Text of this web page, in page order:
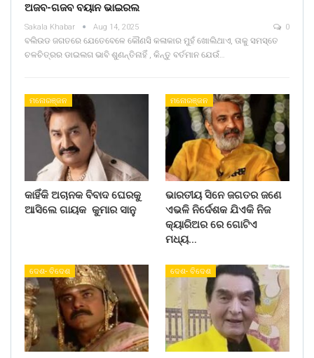
ଅଜବ-ଗଜବ ବୟାନ ଭାଇରଲ
Sakala Khabar Aug 14, 2025 0
ବଲିଉଡ ଜଗତରେ ଯେତେବେଳେ କୌଣସି କଳାକାର ମୁହଁ ଖୋଲିଥାଏ, ତାକୁ ସମସ୍ତେ
ଚଳଚିତ୍ରର ଡାଇଲଗ ଭାବି ଶୁଣନ୍ତିନାହିଁ , କିନ୍ତୁ ବର୍ତମାନ ଯେଉଁ…
ମନୋରଞ୍ଜନ
କାହିଁକି ଅଚାନକ ବିବାଦ ଘେରକୁ
ଆସିଲେ ଗାୟକ କୁମାର ସାନୁ
ମନୋରଞ୍ଜନ
ଭାରତୀୟ ସିନେ ଜଗତର ଜଣେ
ଏଭଳି ନିର୍ଦେଶକ ଯିଏକି ନିଜ
କ୍ୟାରିଅର ରେ ଗୋଟିଏ
ମଧ୍ୟ…
ଦେଶ- ବିଦେଶ ଦେଶ- ବିଦେଶ